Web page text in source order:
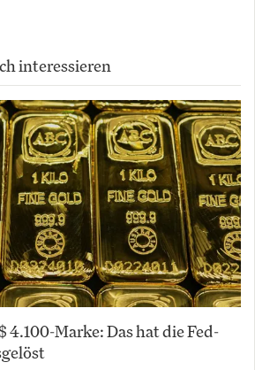
interessieren
Marke: Das hat die Fed-